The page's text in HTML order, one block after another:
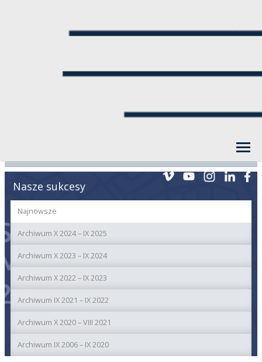
Nasze sukcesy
Najnowsze
Archiwum X 2024 – IX 2025
Archiwum X 2023 – IX 2024
Archiwum X 2022 – IX 2023
Archiwum IX 2021 – IX 2022
Archiwum X 2020 – VIII 2021
Archiwum IX 2006 – IX 2020